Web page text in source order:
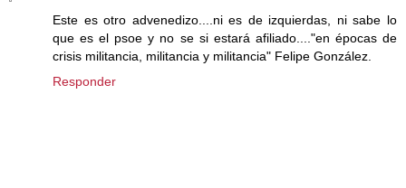
Este es otro advenedizo....ni es de izquierdas, ni sabe lo
que es el psoe y no se si estará afiliado...."en épocas de
crisis militancia, militancia y militancia" Felipe González.
Responder